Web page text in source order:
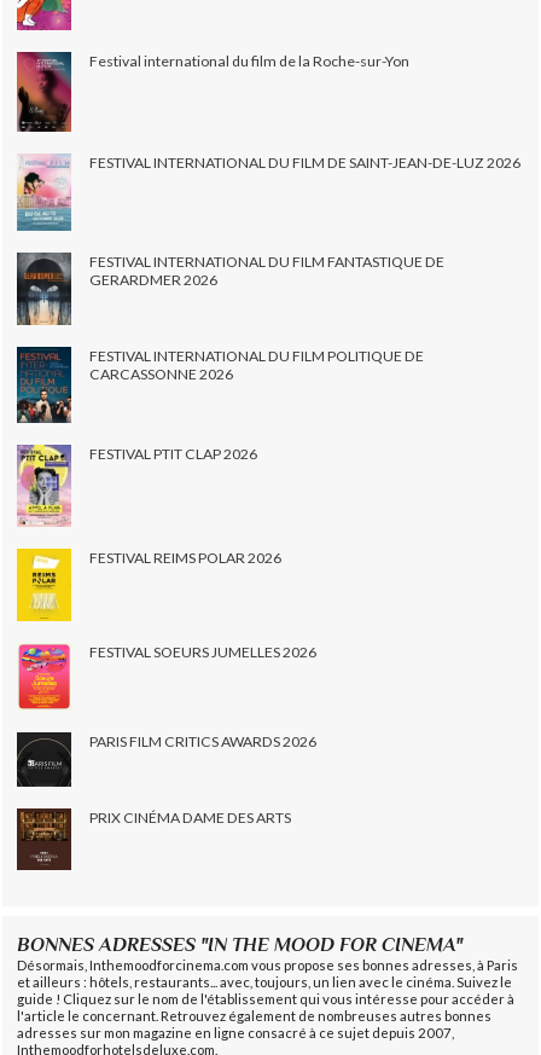
Festival international du film de la Roche-sur-Yon
FESTIVAL INTERNATIONAL DU FILM DE SAINT-JEAN-DE-LUZ 2026
FESTIVAL INTERNATIONAL DU FILM FANTASTIQUE DE
GERARDMER 2026
FESTIVAL INTERNATIONAL DU FILM POLITIQUE DE
CARCASSONNE 2026
FESTIVAL PTIT CLAP 2026
FESTIVAL REIMS POLAR 2026
FESTIVAL SOEURS JUMELLES 2026
PARIS FILM CRITICS AWARDS 2026
PRIX CINÉMA DAME DES ARTS
BONNES ADRESSES "IN THE MOOD FOR CINEMA"
Désormais, Inthemoodforcinema.com vous propose ses bonnes adresses, à Paris
et ailleurs : hôtels, restaurants... avec, toujours, un lien avec le cinéma. Suivez le
guide ! Cliquez sur le nom de l'établissement qui vous intéresse pour accéder à
l'article le concernant. Retrouvez également de nombreuses autres bonnes
adresses sur mon magazine en ligne consacré à ce sujet depuis 2007,
Inthemoodforhotelsdeluxe.com.